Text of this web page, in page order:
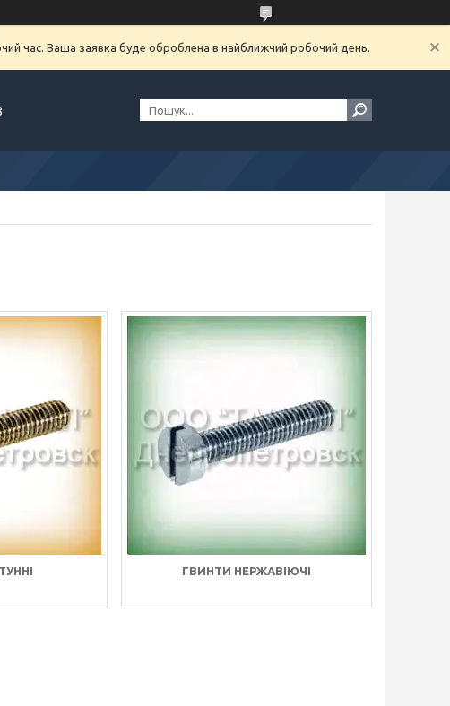
час. Ваша заявка буде оброблена в найближчий робочий день.
ГВИНТИ НЕРЖАВІЮЧІ